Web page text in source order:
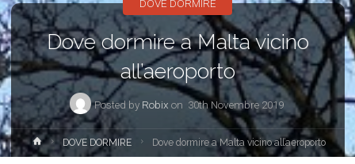
Dove dormire a Malta vicino
all’aeroporto
Posted by Robix on 30th Novembre 2019
DOVE DORMIRE
HomeDOVE DORMIRE Dove dormire a Malta vicino all’aeroporto